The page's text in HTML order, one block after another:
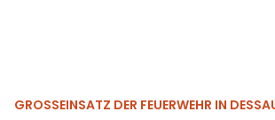
GROSSEINSATZ DER FEUERWEHR IN DESSAU